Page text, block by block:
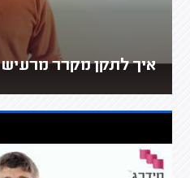
איך לתקן מקרר מרעיש